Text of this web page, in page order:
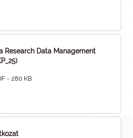
Research Data Management
- 280 KB